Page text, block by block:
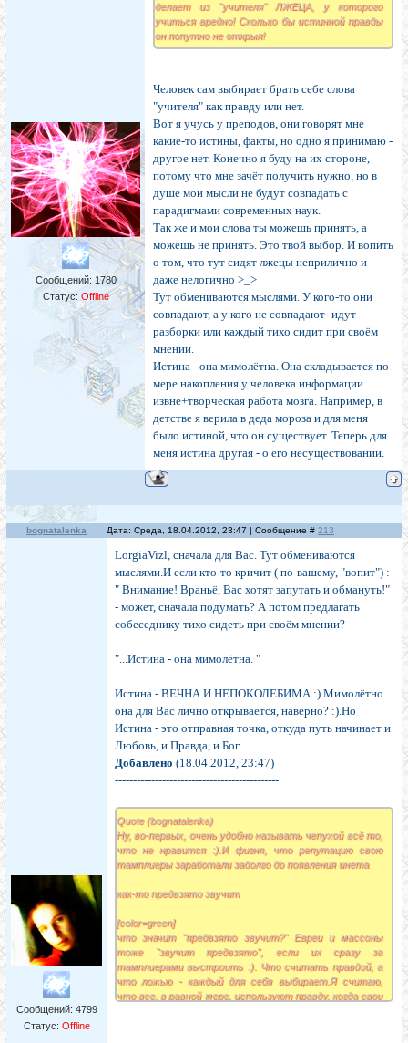
Сообщений: 1780
Статус: Offline
делает из "учителя" ЛЖЕЦА, у которого
учиться вредно! Сколько бы истинной правды
он попутно не открыл!
Человек сам выбирает брать себе слова
"учителя" как правду или нет.
Вот я учусь у преподов, они говорят мне
какие-то истины, факты, но одно я принимаю -
другое нет. Конечно я буду на их стороне,
потому что мне зачёт получить нужно, но в
душе мои мысли не будут совпадать с
парадигмами современных наук.
Так же и мои слова ты можешь принять, а
можешь не принять. Это твой выбор. И вопить
о том, что тут сидят лжецы неприлично и
даже нелогично >_>
Тут обмениваются мыслями. У кого-то они
совпадают, а у кого не совпадают -идут
разборки или каждый тихо сидит при своём
мнении.
Истина - она мимолётна. Она складывается по
мере накопления у человека информации
извне+творческая работа мозга. Например, в
детстве я верила в деда мороза и для меня
было истиной, что он существует. Теперь для
меня истина другая - о его несуществовании.
bognatalenka Дата: Среда, 18.04.2012, 23:47 | Сообщение # 213
Сообщений: 4799
Статус: Offline
LorgiaVizl, сначала для Вас. Тут обмениваются
мыслями.И если кто-то кричит ( по-вашему, "вопит") :
" Внимание! Враньё, Вас хотят запутать и обмануть!"
- может, сначала подумать? А потом предлагать
собеседнику тихо сидеть при своём мнении?
"...Истина - она мимолётна. "
Истина - ВЕЧНА И НЕПОКОЛЕБИМА :).Мимолётно
она для Вас лично открывается, наверно? :).Но
Истина - это отправная точка, откуда путь начинает и
Любовь, и Правда, и Бог.
Добавлено (18.04.2012, 23:47)
---------------------------------------------
Quote (bognatalenka)
Ну, во-первых, очень удобно называть чепухой всё то,
что не нравится :).И фигня, что репутацию свою
тамплиеры заработали задолго до появления инета
как-то предвзято звучит
[color=green]
что значит "предвзято звучит?" Евреи и массоны
тоже "звучит предвзято", если их сразу за
тамплиерами выстроить :). Что считать правдой, а
что ложью - каждый для себя выбирает.Я считаю,
что все, в равной мере, используют правду, когда свои